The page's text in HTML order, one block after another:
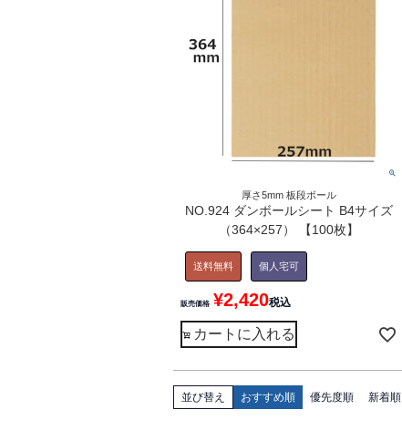
厚さ5mm 板段ボール
NO.924 ダンボールシート B4サイズ
（364×257） 【100枚】
送料無料 個人宅可
販売価格 ¥2,420税込
カートに入れる
並び替え おすすめ順 優先度順 新着順